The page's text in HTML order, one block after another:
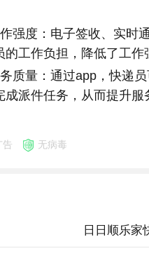
强度：电子签收、实时
工作负担，降低了工作
质量：通过app，快递
成派件任务，从而提升服
告 无病毒
日日顺乐家